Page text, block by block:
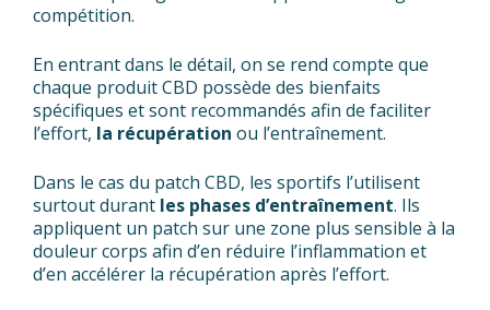
compétition.
En entrant dans le détail, on se rend compte que
chaque produit CBD possède des bienfaits
spécifiques et sont recommandés afin de faciliter
l’effort, la récupération ou l’entraînement.
Dans le cas du patch CBD, les sportifs l’utilisent
surtout durant les phases d’entraînement. Ils
appliquent un patch sur une zone plus sensible à la
douleur corps afin d’en réduire l’inflammation et
d’en accélérer la récupération après l’effort.